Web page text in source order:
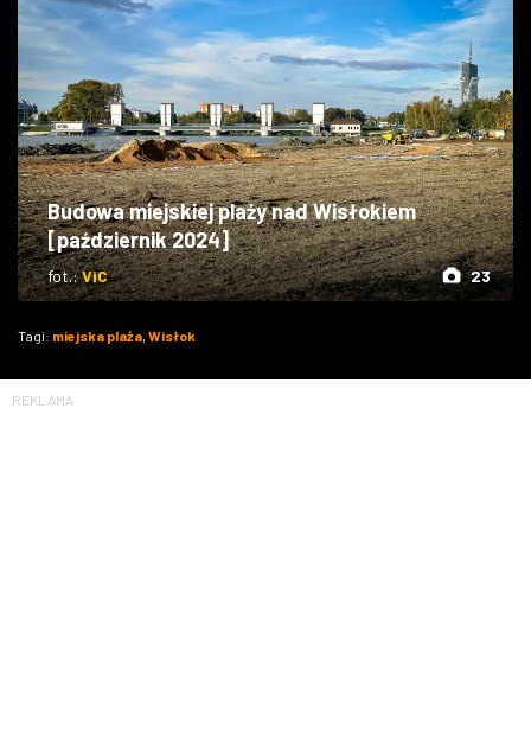
Budowa miejskiej plaży nad Wisłokiem
[październik 2024]
fot.:ViC 23
Tagi: miejska plaża, Wisłok
REKLAMA